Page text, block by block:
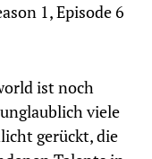
1, Episode 6
ist noch
viele
gerückt, die